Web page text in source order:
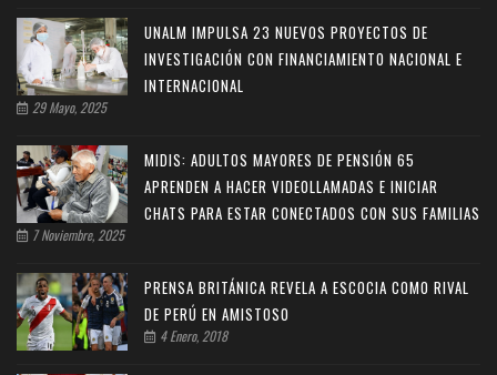
UNALM IMPULSA 23 NUEVOS PROYECTOS DE
INVESTIGACIÓN CON FINANCIAMIENTO NACIONAL E
INTERNACIONAL
29 Mayo, 2025
MIDIS: ADULTOS MAYORES DE PENSIÓN 65
APRENDEN A HACER VIDEOLLAMADAS E INICIAR
CHATS PARA ESTAR CONECTADOS CON SUS FAMILIAS
7 Noviembre, 2025
PRENSA BRITÁNICA REVELA A ESCOCIA COMO RIVAL
DE PERÚ EN AMISTOSO
4 Enero, 2018